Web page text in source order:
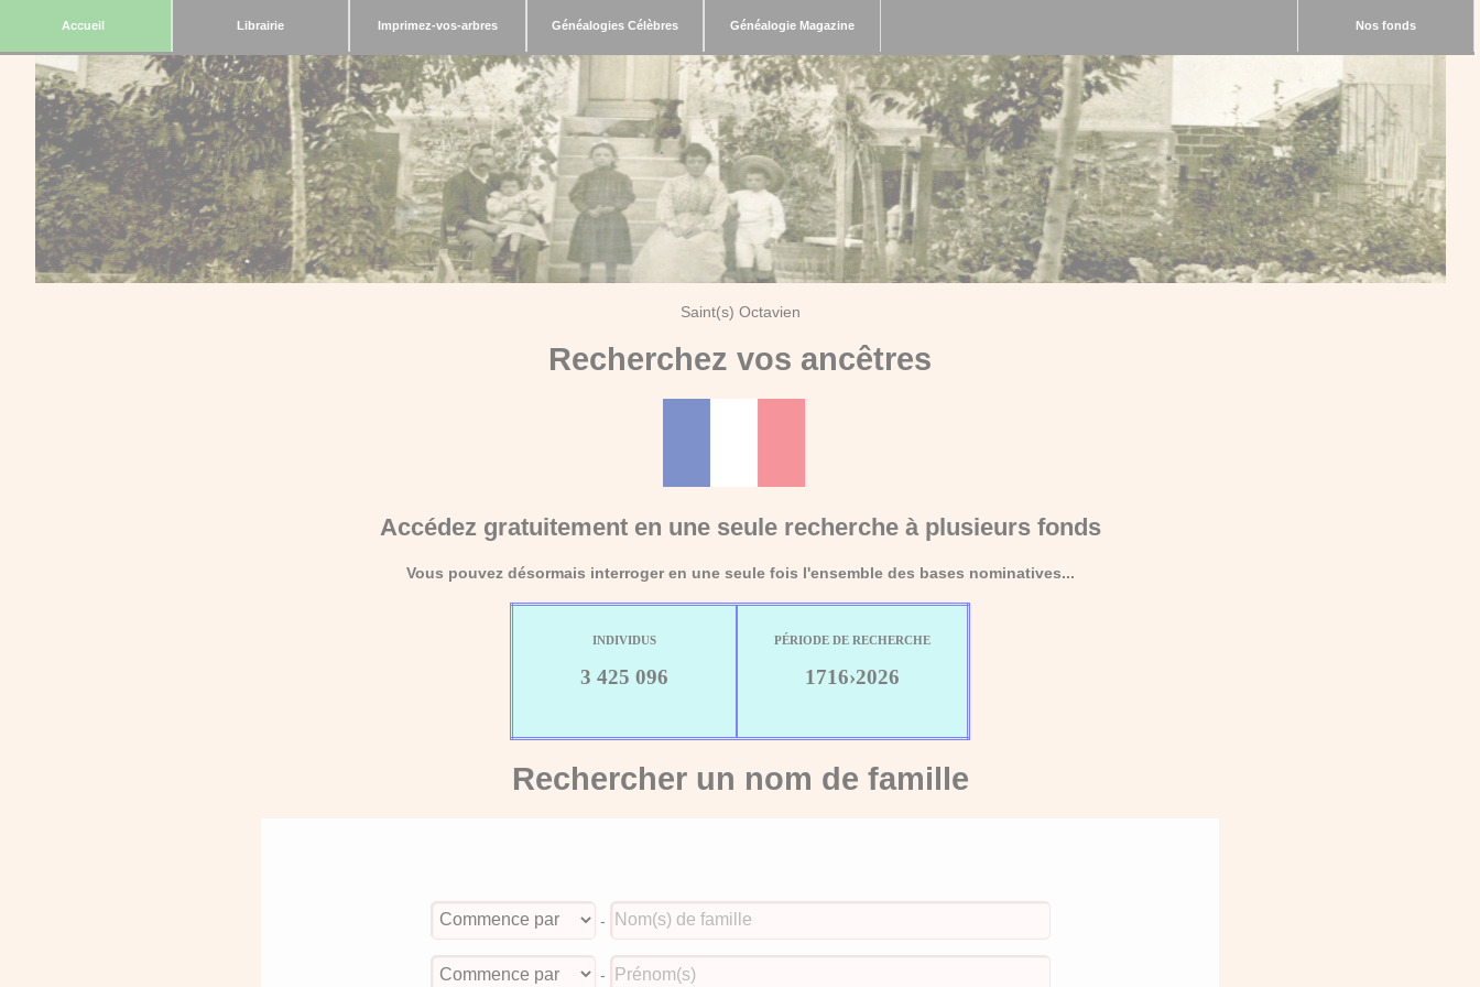
Accueil Librairie Imprimez-vos-arbres Généalogies Célèbres Généalogie Magazine Nos fonds
Saint(s) Octavien
Recherchez vos ancêtres
Accédez gratuitement en une seule recherche à plusieurs fonds
Vous pouvez désormais interroger en une seule fois l'ensemble des bases nominatives...
INDIVIDUS
3 425 096
PÉRIODE DE RECHERCHE
1716›2026
Rechercher un nom de famille
-
-